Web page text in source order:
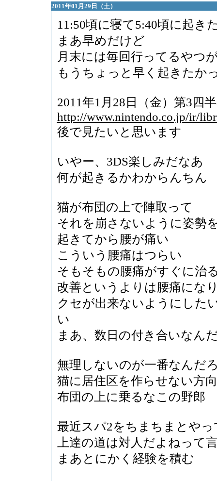
2011年01月29日（土）
11:50頃に寝て5:40頃に起き
まあ早めだけど
月末には毎回行ってるやつ
もうちょっと早く起きたか
2011年1月28日（金）第3四
http://www.nintendo.co.jp/ir/
後で見たいと思います
いやー、3DS楽しみだなあ
何が起きるかわからんちん
猫が布団の上で陣取って
それを崩さないように姿勢
起きてから腰が痛い
こういう腰痛はつらい
そもそもの腰痛がすぐに治
改善というよりは腰痛にな
クセが出来ないようにし
い
まあ、数日の付き合いなん
無理しないのが一番なんだ
猫に居住区を作らせない方
布団の上に乗るなこの野郎
最近スパ2をちまちまとや
上達の道は対人だよねって
まあとにかく経験を積む